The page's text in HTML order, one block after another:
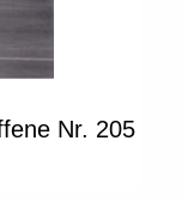
Nr. 205